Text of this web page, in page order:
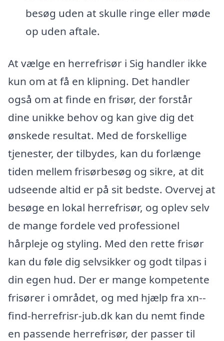
besøg uden at skulle ringe eller møde
op uden aftale.
At vælge en herrefrisør i Sig handler ikke
kun om at få en klipning. Det handler
også om at finde en frisør, der forstår
dine unikke behov og kan give dig det
ønskede resultat. Med de forskellige
tjenester, der tilbydes, kan du forlænge
tiden mellem frisørbesøg og sikre, at dit
udseende altid er på sit bedste. Overvej at
besøge en lokal herrefrisør, og oplev selv
de mange fordele ved professionel
hårpleje og styling. Med den rette frisør
kan du føle dig selvsikker og godt tilpas i
din egen hud. Der er mange kompetente
frisører i området, og med hjælp fra xn--
find-herrefrisr-jub.dk kan du nemt finde
en passende herrefrisør, der passer til